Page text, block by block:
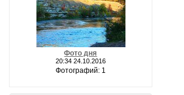
Фото дня
20:34 24.10.2016
Фотографий: 1